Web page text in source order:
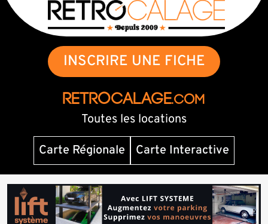
INSCRIRE UNE FICHE
RETROCALAGE.com
Toutes les locations
Carte Régionale
Carte Interactive